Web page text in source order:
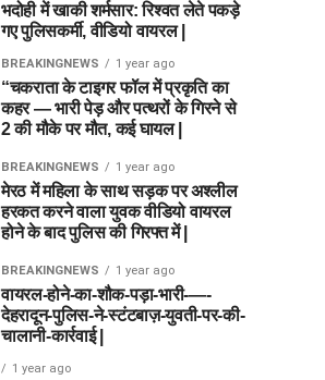
भदोही में खाकी शर्मसार: रिश्वत लेते पकड़े
गए पुलिसकर्मी, वीडियो वायरल |
BREAKINGNEWS 1 year ago
“चकराता के टाइगर फॉल में प्रकृति का
कहर — भारी पेड़ और पत्थरों के गिरने से
2 की मौके पर मौत, कई घायल |
BREAKINGNEWS 1 year ago
मेरठ में महिला के साथ सड़क पर अश्लील
हरकत करने वाला युवक वीडियो वायरल
होने के बाद पुलिस की गिरफ्त में |
BREAKINGNEWS 1 year ago
वायरल-होने-का-शौक-पड़ा-भारी-—-
देहरादून-पुलिस-ने-स्टंटबाज़-युवती-पर-की-
चालानी-कार्रवाई |
1 year ago